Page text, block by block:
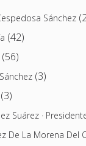
Sánchez
(42)
(56)
(3)
(3)
Suárez ·
De La Morena Del